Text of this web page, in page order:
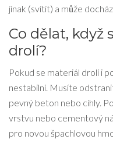
jinak (svítit) a může
Co dělat, když
drolí?
Pokud se materiál drolí i
nestabilní. Musíte
pevný beton nebo cihly.
vrstvu nebo cementový
pro novou špachlovou